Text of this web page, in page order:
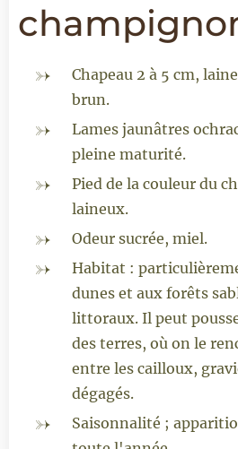
Chapeau 2 à 5 cm,
brun.
Lames jaunâtres
pleine maturité.
Pied de la couleur du
laineux.
Odeur sucrée, miel.
Habitat :
dunes et aux forêts
littoraux. Il peut
des terres, où on le
entre les cailloux,
dégagés.
Saisonnalité ;